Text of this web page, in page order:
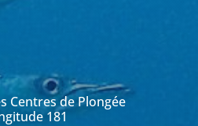
Centres de Plongée
181